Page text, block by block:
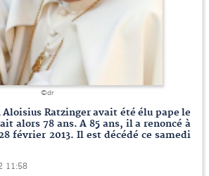
©dr
Aloisius Ratzinger avait été élu pape le
alors 78 ans. A 85 ans, il a renoncé à
février 2013. Il est décédé ce samedi
11:58